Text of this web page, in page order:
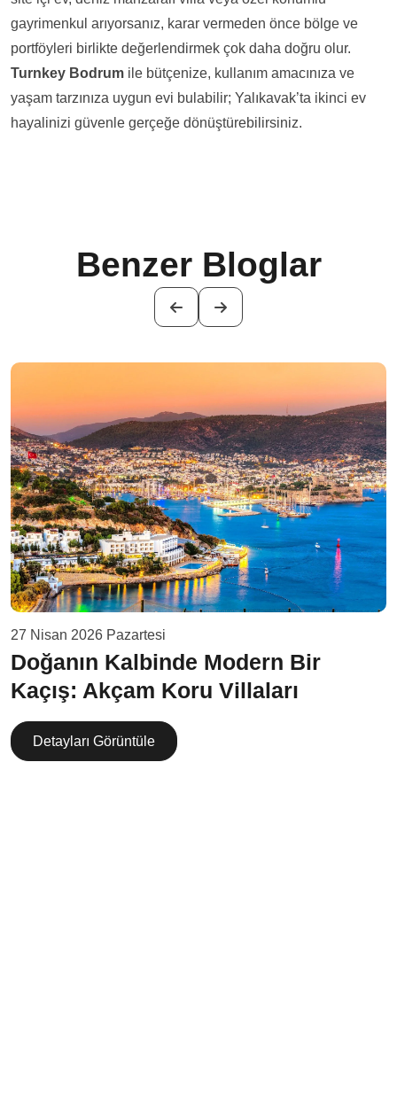
gayrimenkul arıyorsanız, karar vermeden önce bölge ve
portföyleri birlikte değerlendirmek çok daha doğru olur.
Turnkey Bodrum ile bütçenize, kullanım amacınıza ve
yaşam tarzınıza uygun evi bulabilir; Yalıkavak’ta ikinci ev
hayalinizi güvenle gerçeğe dönüştürebilirsiniz.
Benzer Bloglar
27 Nisan 2026 Pazartesi
Doğanın Kalbinde Modern Bir
Kaçış: Akçam Koru Villaları
Detayları Görüntüle